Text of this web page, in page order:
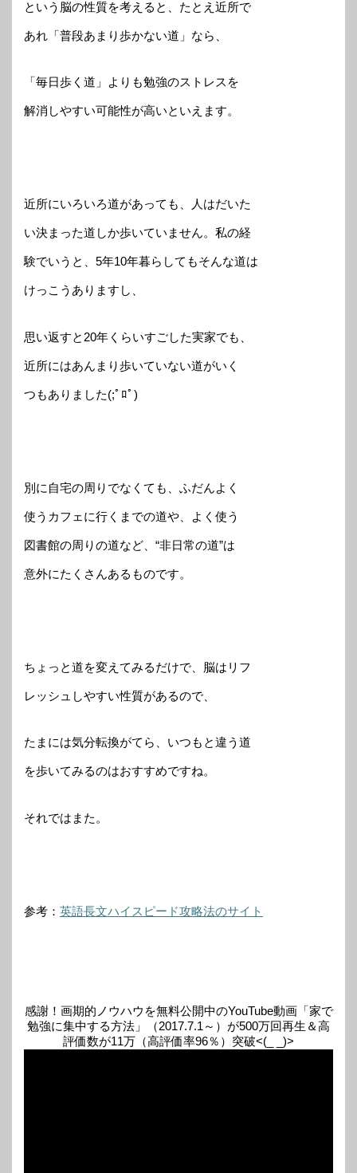
という脳の性質を考えると、たとえ近所で
あれ「普段あまり歩かない道」なら、
「毎日歩く道」よりも勉強のストレスを
解消しやすい可能性が高いといえます。
近所にいろいろ道があっても、人はだいた
い決まった道しか歩いていません。私の経
験でいうと、5年10年暮らしてもそんな道は
けっこうありますし、
思い返すと20年くらいすごした実家でも、
近所にはあんまり歩いていない道がいく
つもありました(;ﾟﾛﾟ)
別に自宅の周りでなくても、ふだんよく
使うカフェに行くまでの道や、よく使う
図書館の周りの道など、“非日常の道”は
意外にたくさんあるものです。
ちょっと道を変えてみるだけで、脳はリフ
レッシュしやすい性質があるので、
たまには気分転換がてら、いつもと違う道
を歩いてみるのはおすすめですね。
それではまた。
参考： 英語長文ハイスピード攻略法のサイト
感謝！画期的ノウハウを無料公開中のYouTube動画「家で
勉強に集中する方法」（2017.7.1～）が500万回再生＆高
評価数が11万（高評価率96％）突破<(_ _)>